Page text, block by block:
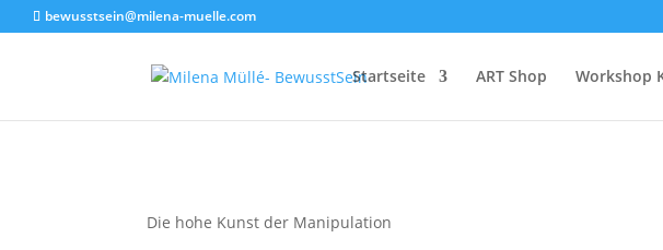
bewusstsein@milena-muelle.com
Startseite ART Shop Workshop
Die hohe Kunst der Manipulation